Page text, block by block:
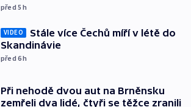
před 5h
VIDEO
Stále více Čechů míří v létě do
Skandinávie
před 6h
Při nehodě dvou aut na Brněnsku
zemřeli dva lidé, čtyři se těžce zranili